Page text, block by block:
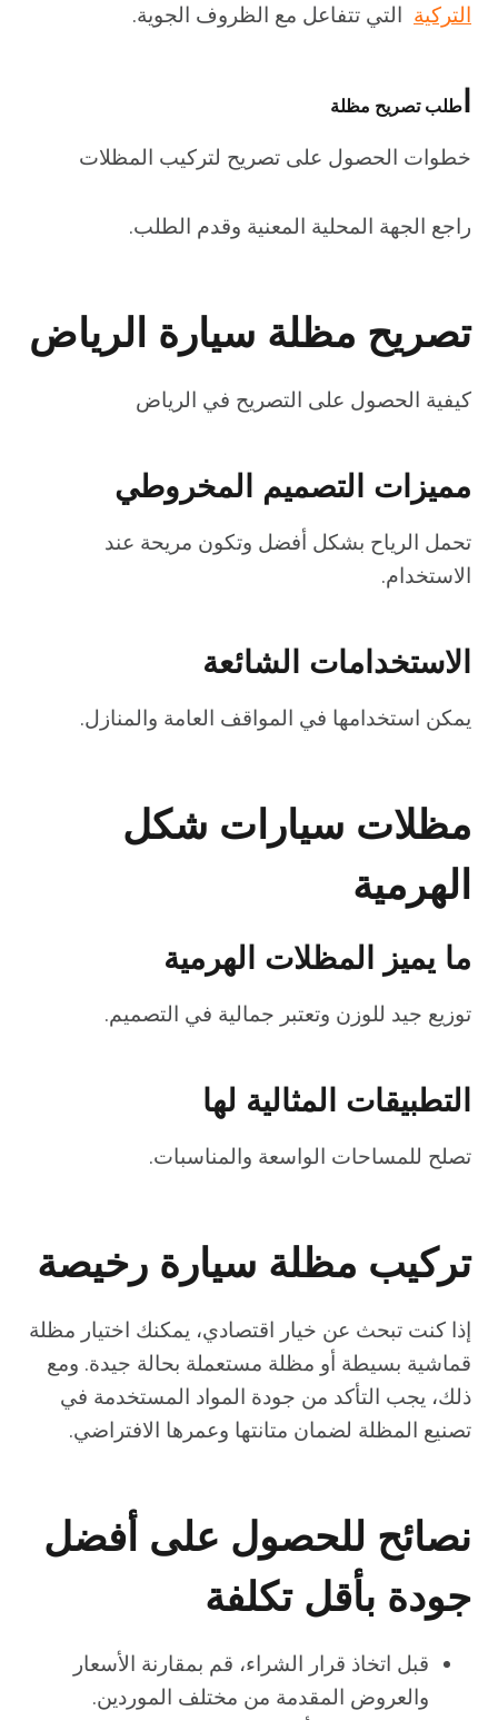
التركية التي تتفاعل مع الظروف الجوية.
طلب تصريح مظلة
خطوات الحصول على تصريح لتركيب المظلات
راجع الجهة المحلية المعنية وقدم الطلب.
تصريح مظلة سيارة الرياض
كيفية الحصول على التصريح في الرياض
مميزات التصميم المخروطي
تحمل الرياح بشكل أفضل وتكون مريحة عند
الاستخدام.
الاستخدامات الشائعة
يمكن استخدامها في المواقف العامة والمنازل.
مظلات سيارات شكل
الهرمية
ما يميز المظلات الهرمية
توزيع جيد للوزن وتعتبر جمالية في التصميم.
التطبيقات المثالية لها
تصلح للمساحات الواسعة والمناسبات.
تركيب مظلة سيارة رخيصة
إذا كنت تبحث عن خيار اقتصادي، يمكنك اختيار مظلة
قماشية بسيطة أو مظلة مستعملة بحالة جيدة. ومع
ذلك، يجب التأكد من جودة المواد المستخدمة في
تصنيع المظلة لضمان متانتها وعمرها الافتراضي.
نصائح للحصول على أفضل
جودة بأقل تكلفة
قبل اتخاذ قرار الشراء، قم بمقارنة الأسعار
والعروض المقدمة من مختلف الموردين.